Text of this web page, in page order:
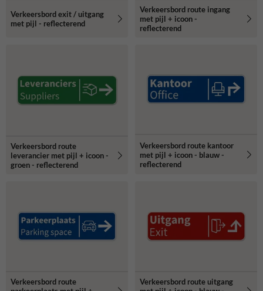
Verkeersbord exit / uitgang
met pijl - reflecterend
Verkeersbord route ingang
met pijl + icoon -
reflecterend
Verkeersbord route
leverancier met pijl + icoon -
groen - reflecterend
Verkeersbord route kantoor
met pijl + icoon - blauw -
reflecterend
Verkeersbord route
Verkeersbord route uitgang